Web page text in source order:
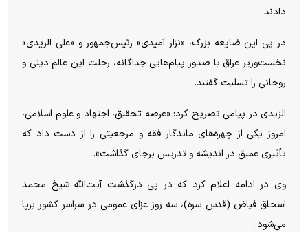
دادند.
در پی این ضایعه بزرگ، «نزار آمیدی» رئیس‌جمهور و «علی الزیدی»
نخست‌وزیر عراق با صدور پیام‌هایی جداگانه، رحلت این عالم دینی و
روحانی را تسلیت گفتند.
الزیدی در پیامی تصریح کرد: «عرصه تحقیق، اجتهاد و علوم اسلامی،
امروز یکی از چهره‌های ماندگار فقه و مرجعیتی را از دست داد که
تأثیری عمیق در اندیشه و تدریس برجای گذاشت».
وی در ادامه اعلام کرد که در پی درگذشت آیت‌الله شیخ محمد
اسحاق فیاض (قدس سره)، سه روز عزای عمومی در سراسر کشور برپا
می‌شود.